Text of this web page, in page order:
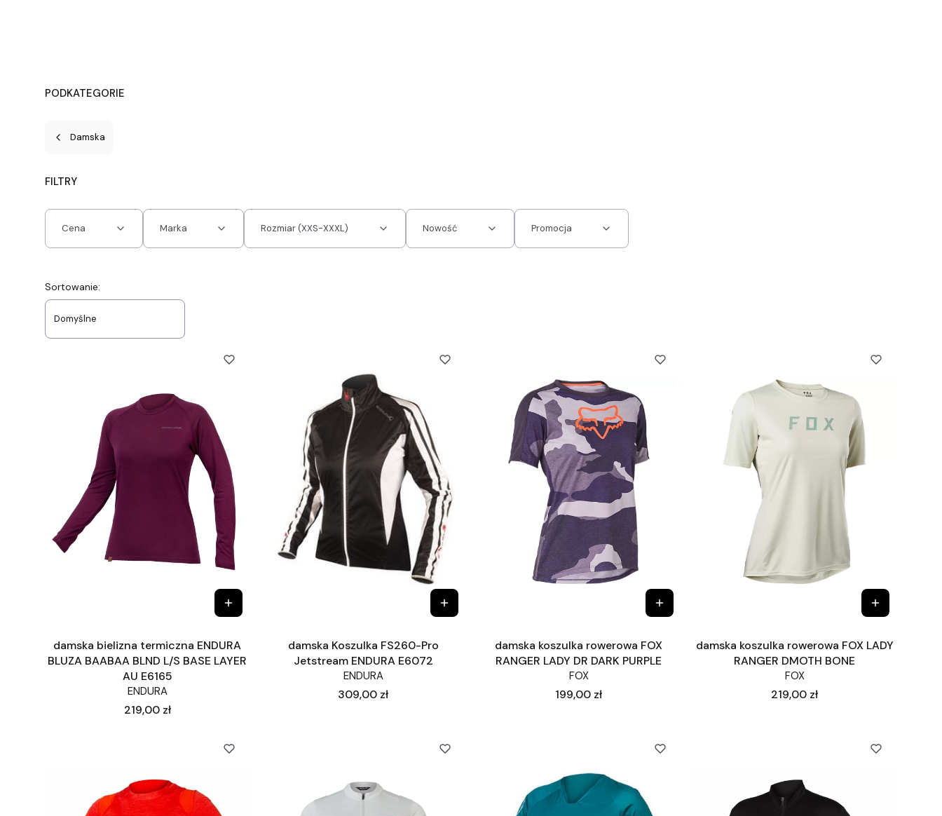
PODKATEGORIE
Damska
FILTRY
Cena Marka Rozmiar (XXS-XXXL) Nowość Promocja
Lista produktów
Sortowanie:
Domyślne
damska bielizna termiczna ENDURA
BLUZA BAABAA BLND L/S BASE LAYER
AU E6165
ENDURA
Cena
219,00 zł
damska Koszulka FS260-Pro
Jetstream ENDURA E6072
ENDURA
Cena
309,00 zł
damska koszulka rowerowa FOX
RANGER LADY DR DARK PURPLE
FOX
Cena
199,00 zł
damska koszulka rowerowa FOX LADY
RANGER DMOTH BONE
FOX
Cena
219,00 zł